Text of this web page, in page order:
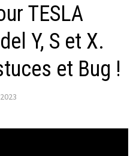
TESLA
Y, S et X.
et Bug !